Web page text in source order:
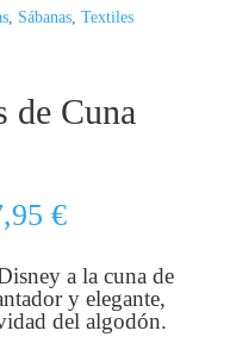
, Sábanas, Textiles
de Cuna
€.
€El
actual
es:
17,95 €.
a la cuna de
y elegante,
del algodón.